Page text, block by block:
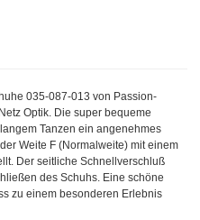
035-087-013 von Passion-
Optik. Die super bequeme
Tanzen ein angenehmes
Weite F (Normalweite) mit einem
Der seitliche Schnellverschluß
des Schuhs. Eine schöne
zu einem besonderen Erlebnis